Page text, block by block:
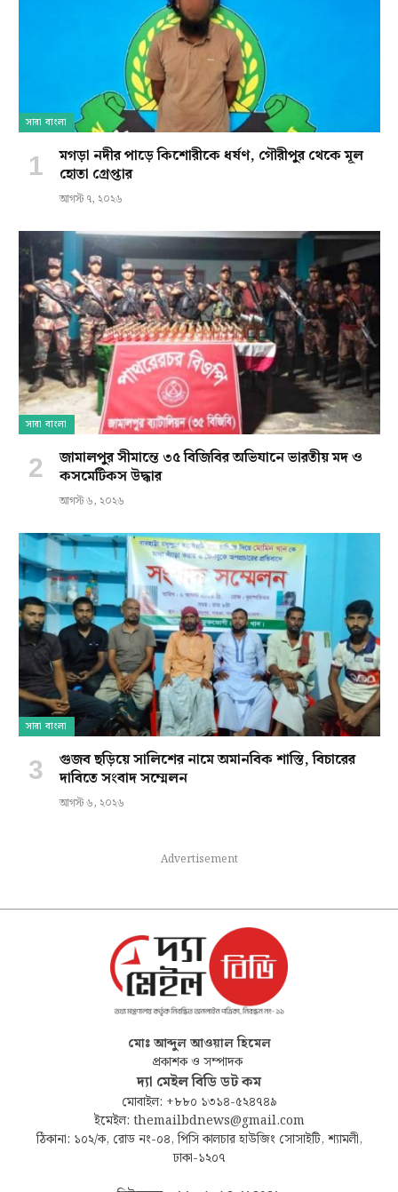
সারা বাংলা
মগড়া নদীর পাড়ে কিশোরীকে ধর্ষণ, গৌরীপুর থেকে মূল
হোতা গ্রেপ্তার
আগস্ট ৭, ২০২৬
সারা বাংলা
জামালপুর সীমান্তে ৩৫ বিজিবির অভিযানে ভারতীয় মদ ও
কসমেটিকস উদ্ধার
আগস্ট ৬, ২০২৬
সারা বাংলা
গুজব ছড়িয়ে সালিশের নামে অমানবিক শাস্তি, বিচারের
দাবিতে সংবাদ সম্মেলন
আগস্ট ৬, ২০২৬
Advertisement
মোঃ আব্দুল আওয়াল হিমেল
প্রকাশক ও সম্পাদক
দ্যা মেইল বিডি ডট কম
মোবাইল: +৮৮০ ১৩১৪-৫২৪৭৪৯
ইমেইল: themailbdnews@gmail.com
ঠিকানা: ১০২/ক, রোড নং-০৪, পিসি কালচার হাউজিং সোসাইটি, শ্যামলী,
ঢাকা-১২০৭